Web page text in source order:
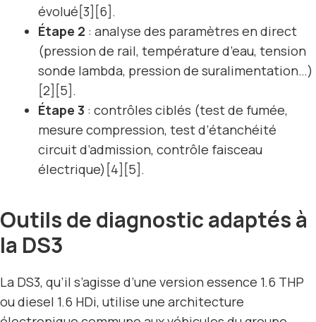
évolué[3][6].
Étape 2 : analyse des paramètres en direct
(pression de rail, température d’eau, tension
sonde lambda, pression de suralimentation…)
[2][5].
Étape 3 : contrôles ciblés (test de fumée,
mesure compression, test d’étanchéité
circuit d’admission, contrôle faisceau
électrique)[4][5].
Outils de diagnostic adaptés à
la DS3
La DS3, qu’il s’agisse d’une version essence 1.6 THP
ou diesel 1.6 HDi, utilise une architecture